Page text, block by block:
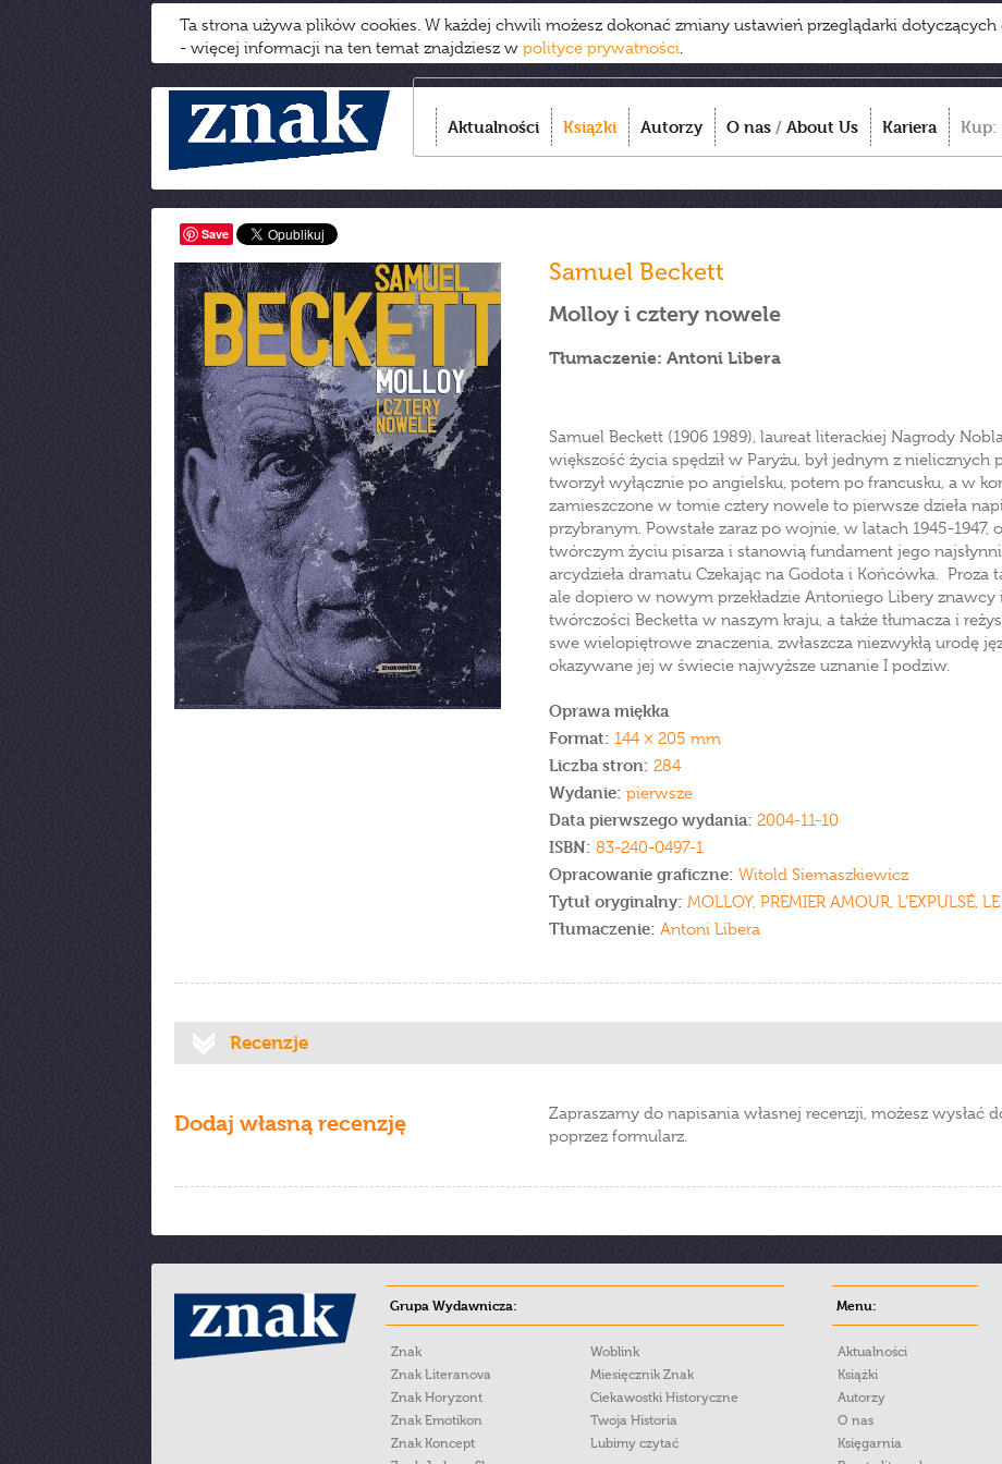
Ta strona używa plików cookies. W każdej chwili możesz dokonać zmiany ustawień przeglądarki dotyczących
- więcej informacji na ten temat znajdziesz w polityce prywatności.
Aktualności Książki Autorzy O nas / About Us Kariera Kup:
Save
Samuel Beckett
Molloy i cztery nowele
Tłumaczenie: Antoni Libera
Samuel Beckett (1906 1989), laureat literackiej Nagrody
większość życia spędził w Paryżu, był jednym z
tworzył wyłącznie po angielsku, potem po francusku, a w
zamieszczone w tomie cztery nowele to pierwsze dzieła
przybranym. Powstałe zaraz po wojnie, w latach 1945-
twórczym życiu pisarza i stanowią fundament jego
arcydzieła dramatu Czekając na Godota i Końcówka. Proza
ale dopiero w nowym przekładzie Antoniego Libery
twórczości Becketta w naszym kraju, a także tłumacza i
swe wielopiętrowe znaczenia, zwłaszcza niezwykłą urodę
okazywane jej w świecie najwyższe uznanie I podziw.
Oprawa miękka
Format: 144 × 205 mm
Liczba stron: 284
Wydanie: pierwsze
Data pierwszego wydania: 2004-11-10
ISBN: 83-240-0497-1
Opracowanie graficzne: Witold Siemaszkiewicz
Tytuł oryginalny: MOLLOY, PREMIER AMOUR, L’EXPULSÉ,
Tłumaczenie: Antoni Libera
Recenzje
Dodaj własną recenzję
Zapraszamy do napisania własnej recenzji, możesz wysłać
poprzez formularz.
Grupa Wydawnicza:
Znak
Znak Literanova
Znak Horyzont
Znak Emotikon
Znak Koncept
Woblink
Miesięcznik Znak
Ciekawostki Historyczne
Twoja Historia
Lubimy czytać
Menu:
Aktualności
Książki
Autorzy
O nas
Księgarnia